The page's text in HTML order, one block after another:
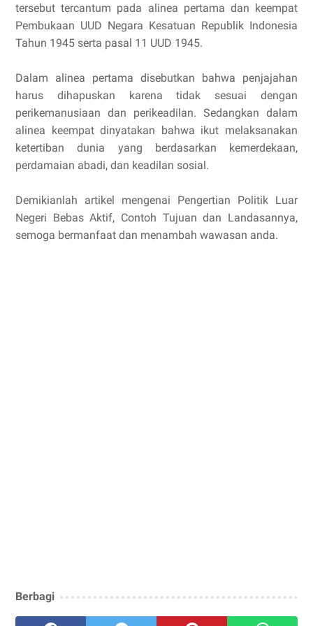
tersebut tercantum pada alinea pertama dan keempat
Pembukaan UUD Negara Kesatuan Republik Indonesia
Tahun 1945 serta pasal 11 UUD 1945.
Dalam alinea pertama disebutkan bahwa penjajahan
harus dihapuskan karena tidak sesuai dengan
perikemanusiaan dan perikeadilan. Sedangkan dalam
alinea keempat dinyatakan bahwa ikut melaksanakan
ketertiban dunia yang berdasarkan kemerdekaan,
perdamaian abadi, dan keadilan sosial.
Demikianlah artikel mengenai Pengertian Politik Luar
Negeri Bebas Aktif, Contoh Tujuan dan Landasannya,
semoga bermanfaat dan menambah wawasan anda.
Berbagi